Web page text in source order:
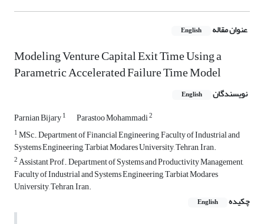
عنوان مقاله English
Modeling Venture Capital Exit Time Using a
Parametric Accelerated Failure Time Model
نویسندگان English
Parnian Bijary1 Parastoo Mohammadi2
1MSc., Department of Financial Engineering, Faculty of Industrial and
Systems Engineering, Tarbiat Modares University, Tehran, Iran.
2Assistant Prof., Department of Systems and Productivity Management,
Faculty of Industrial and Systems Engineering, Tarbiat Modares
University, Tehran, Iran.
چکیده
English